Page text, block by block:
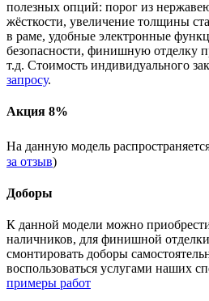
полезных опций: порог из
жёсткости, увеличение толщины
в раме, удобные электронные
безопасности, финишную отделку
т.д. Стоимость индивидуального
запросу.
Акция 8%
На данную модель
за отзыв)
Доборы
К данной модели можно
наличников, для финишной
смонтировать доборы
воспользоваться услугами наших
примеры работ